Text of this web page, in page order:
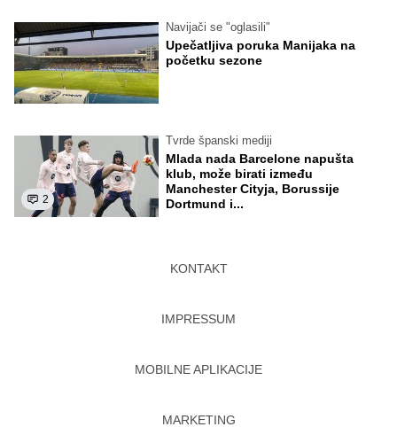
Navijači se "oglasili"
Upečatljiva poruka Manijaka na
početku sezone
2
Tvrde španski mediji
Mlada nada Barcelone napušta
klub, može birati između
Manchester Cityja, Borussije
Dortmund i...
KONTAKT
IMPRESSUM
MOBILNE APLIKACIJE
MARKETING